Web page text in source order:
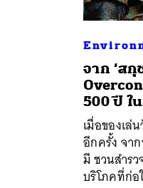
จาก ‘ส
500 ปี ใ
เมื่อของเล่
อีกครั้ง จา
มี ชวนสำร
บริโภคที่ก่อ